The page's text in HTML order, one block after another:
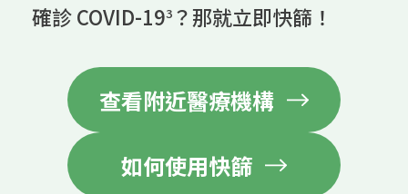
確診 COVID-193 ？那就立即快篩！
查看附近醫療機構
如何使用快篩